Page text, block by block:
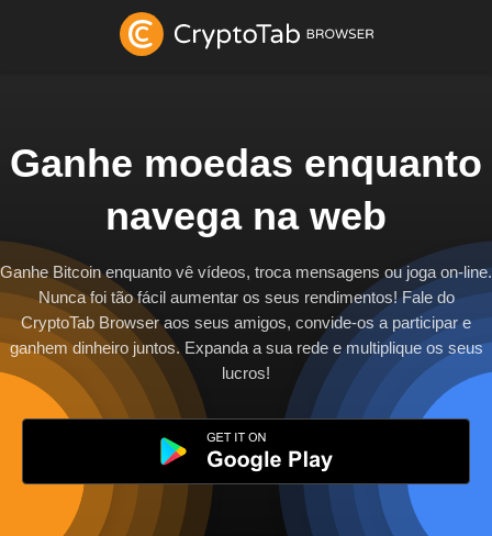
Ganhe moedas enquanto
navega na web
Ganhe Bitcoin enquanto vê vídeos, troca mensagens ou joga on-line.
Nunca foi tão fácil aumentar os seus rendimentos! Fale do
CryptoTab Browser aos seus amigos, convide-os a participar e
ganhem dinheiro juntos. Expanda a sua rede e multiplique os seus
lucros!